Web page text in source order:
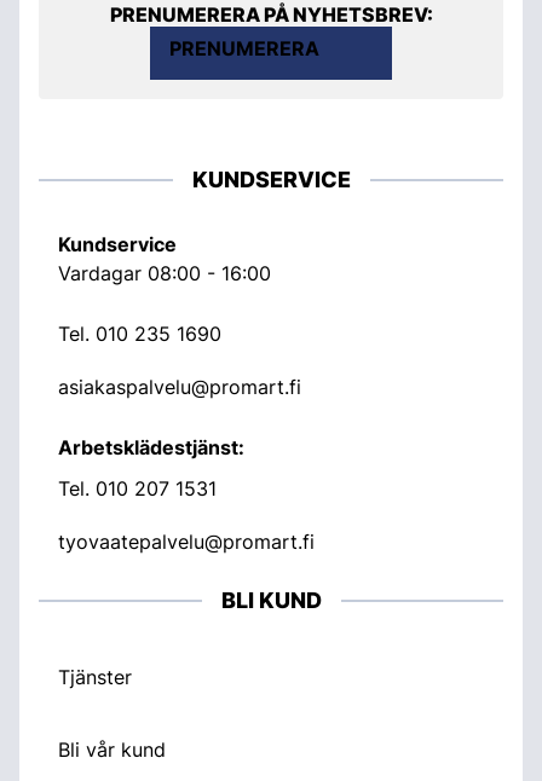
PRENUMERERA PÅ NYHETSBREV:
PRENUMERERA
KUNDSERVICE
Kundservice
Vardagar 08:00 - 16:00
Tel. 010 235 1690
asiakaspalvelu@promart.fi
Arbetsklädestjänst:
Tel. 010 207 1531
tyovaatepalvelu@promart.fi
BLI KUND
Tjänster
Bli vår kund